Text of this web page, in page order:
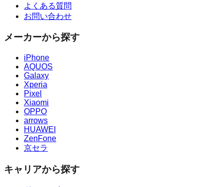
よくある質問
お問い合わせ
メーカーから探す
iPhone
AQUOS
Galaxy
Xperia
Pixel
Xiaomi
OPPO
arrows
HUAWEI
ZenFone
京セラ
キャリアから探す